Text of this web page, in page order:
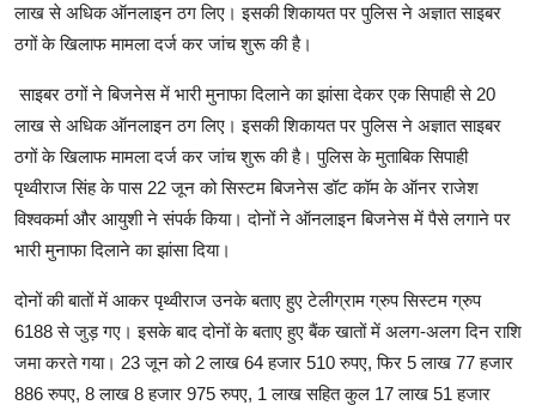
लाख से अधिक ऑनलाइन ठग लिए। इसकी शिकायत पर पुलिस ने अज्ञात साइबर
ठगों के खिलाफ मामला दर्ज कर जांच शुरू की है।
साइबर ठगों ने बिजनेस में भारी मुनाफा दिलाने का झांसा देकर एक सिपाही से 20
लाख से अधिक ऑनलाइन ठग लिए। इसकी शिकायत पर पुलिस ने अज्ञात साइबर
ठगों के खिलाफ मामला दर्ज कर जांच शुरू की है। पुलिस के मुताबिक सिपाही
पृथ्वीराज सिंह के पास 22 जून को सिस्टम बिजनेस डॉट कॉम के ऑनर राजेश
विश्वकर्मा और आयुशी ने संपर्क किया। दोनों ने ऑनलाइन बिजनेस में पैसे लगाने पर
भारी मुनाफा दिलाने का झांसा दिया।
दोनों की बातों में आकर पृथ्वीराज उनके बताए हुए टेलीग्राम ग्रुप सिस्टम ग्रुप
6188 से जुड़ गए। इसके बाद दोनों के बताए हुए बैंक खातों में अलग-अलग दिन राशि
जमा करते गया। 23 जून को 2 लाख 64 हजार 510 रुपए, फिर 5 लाख 77 हजार
886 रुपए, 8 लाख 8 हजार 975 रुपए, 1 लाख सहित कुल 17 लाख 51 हजार